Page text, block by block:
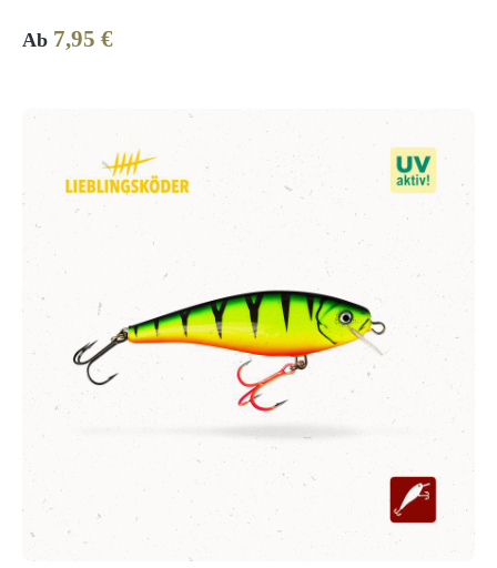
Regulärer Preis:
Ab 7,95 €